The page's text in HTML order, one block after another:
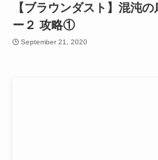
【ブラウンダスト】混沌
ー２ 攻略①
September 21, 2020